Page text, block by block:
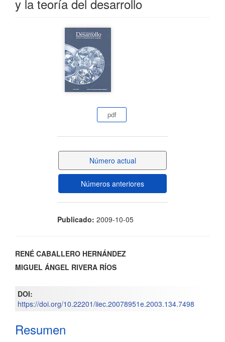
y la teoría del desarrollo
pdf
Número actual
Números anteriores
Publicado: 2009-10-05
Contenido
principal
del
artículo
RENÉ CABALLERO HERNÁNDEZ
MIGUEL ÁNGEL RIVERA RÍOS
DOI:
https://doi.org/10.22201/iiec.20078951e.2003.134.7498
Resumen